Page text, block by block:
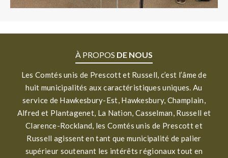
À PROPOS DE NOUS
Les Comtés unis de Prescott et Russell, c’est l’âme de
huit municipalités aux caractéristiques uniques. Au
service de Hawkesbury-Est, Hawkesbury, Champlain,
Alfred et Plantagenet, La Nation, Casselman, Russell et
Clarence-Rockland, les Comtés unis de Prescott et
Russell agissent en tant que municipalité de palier
supérieur soutenant les intérêts régionaux tout en